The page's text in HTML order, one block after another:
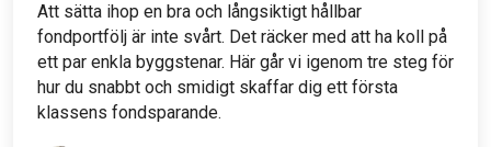
Att sätta ihop en bra och långsiktigt hållbar
fondportfölj är inte svårt. Det räcker med att ha koll på
ett par enkla byggstenar. Här går vi igenom tre steg för
hur du snabbt och smidigt skaffar dig ett första
klassens fondsparande.